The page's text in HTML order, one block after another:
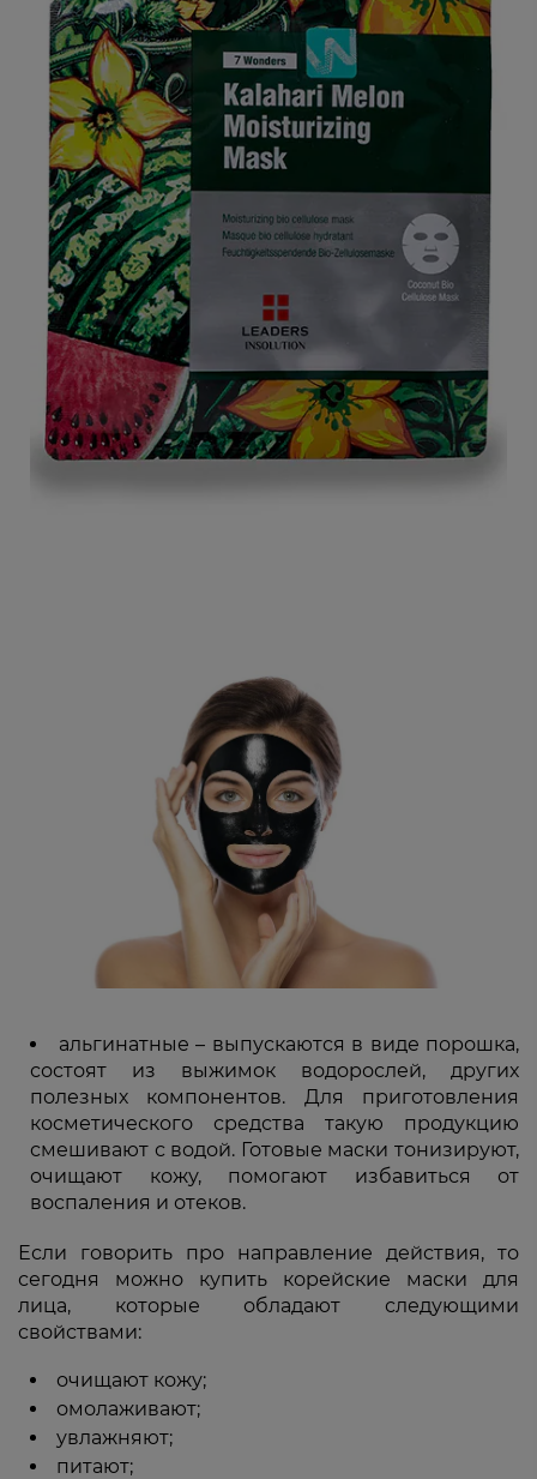
альгинатные – выпускаются в виде порошка,
состоят из выжимок водорослей, других
полезных компонентов. Для приготовления
косметического средства такую продукцию
смешивают с водой. Готовые маски тонизируют,
очищают кожу, помогают избавиться от
воспаления и отеков.
Если говорить про направление действия, то
сегодня можно купить корейские маски для
лица, которые обладают следующими
свойствами:
очищают кожу;
омолаживают;
увлажняют;
питают;